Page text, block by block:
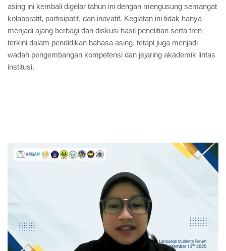
asing ini kembali digelar tahun ini dengan mengusung semangat
kolaboratif, partisipatif, dan inovatif. Kegiatan ini tidak hanya
menjadi ajang berbagi dan diskusi hasil penelitian serta tren
terkini dalam pendidikan bahasa asing, tetapi juga menjadi
wadah pengembangan kompetensi dan jejaring akademik lintas
institusi.